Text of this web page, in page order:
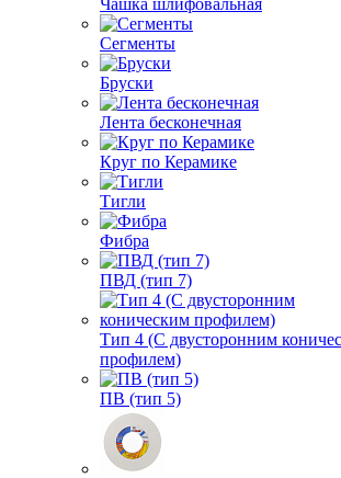
Чашка шлифовальная
Сегменты
Бруски
Лента бесконечная
Круг по Керамике
Тигли
Фибра
ПВД (тип 7)
Тип 4 (С двусторонним
профилем)
ПВ (тип 5)